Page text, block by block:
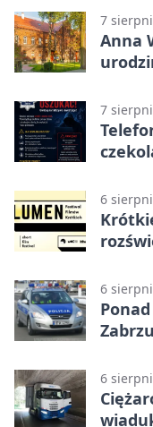
7
Anna
7
6
6
6